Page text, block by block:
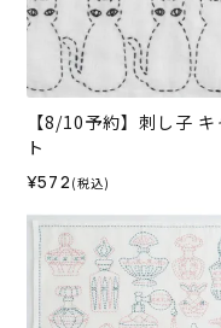
【8/10予約】刺し子 キ
ト
¥572 (税込)